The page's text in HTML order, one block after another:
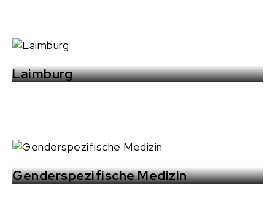
Laimburg
Genderspezifische Medizin